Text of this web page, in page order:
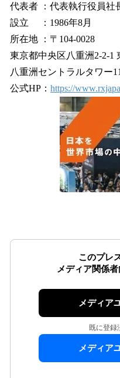
代表者 ：代表執行役員
設立 ：1986年8月
所在地 ：〒104-0028
東京都中央区八重洲2-2-1
八重洲セントラルタワー
公式HP： https://
このプレ
メディア関係
メディア
既に登録
メディア